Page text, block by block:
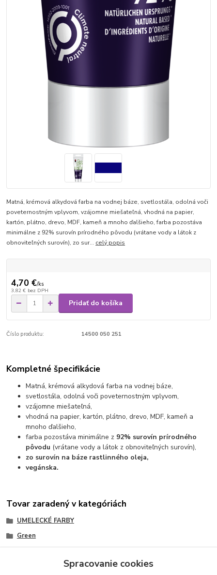
Matná, krémová alkydová farba na vodnej báze, svetlostála, odolná voči
poveternostným vplyvom, vzájomne miešateľná, vhodná na papier,
kartón, plátno, drevo, MDF, kameň a mnoho ďalšieho, farba pozostáva
minimálne z 92% surovín prírodného pôvodu (vrátane vody a látok z
obnoviteľných surovín), zo sur... celý popis
4,70 €/ks
3,82 € bez DPH
Pridať do košíka
Číslo produktu: 14500 050 251
Kompletné špecifikácie
Matná, krémová alkydová farba na vodnej báze,
svetlostála, odolná voči poveternostným vplyvom,
vzájomne miešateľná,
vhodná na papier, kartón, plátno, drevo, MDF, kameň a
mnoho ďalšieho,
farba pozostáva minimálne z 92% surovín prírodného
pôvodu (vrátane vody a látok z obnoviteľných surovín),
zo surovín na báze rastlinného oleja,
vegánska.
Tovar zaradený v kategóriách
UMELECKÉ FARBY
Green
Spracovanie cookies